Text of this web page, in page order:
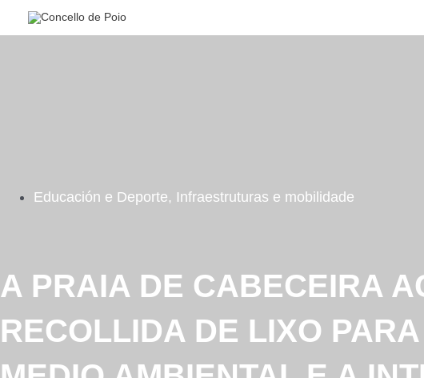
Educación e Deporte, Infraestruturas e mobilidade
A PRAIA DE CABECEIRA
RECOLLIDA DE LIXO